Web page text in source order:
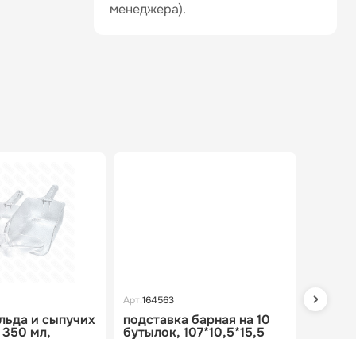
менеджера).
и сыпучих
350 мл,
Арт.164563
подставка барная на 10
бутылок, 107*10,5*15,5
Арт.